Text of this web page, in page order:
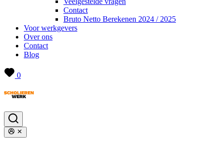
Contact
Bruto Netto Berekenen 2024 / 2025
Voor werkgevers
Over ons
Contact
Blog
0